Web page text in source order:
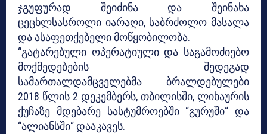
ჯგუფურად შეიძინა და შეინახა
ცეცხლსასროლი იარაღი, საბრძოლო მასალა
და ასაფეთქებელი მოწყობილობა.
“გატარებული ოპერატიული და საგამოძიებო
მოქმედებების შედეგად
სამართალდამცველებმა ბრალდებულები
2018 წლის 2 დეკემბერს, თბილისში, ლიხაურის
ქუჩაზე მდებარე სასტუმროებში “გურუში“ და
“ალიანსში“ დააკავეს.